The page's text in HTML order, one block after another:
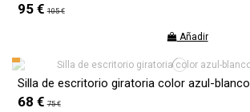
95 € 105 €
Añadir
Silla de escritorio giratoria color azul-blanco
68 € 75 €